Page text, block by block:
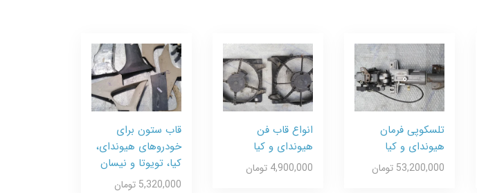
تلسکوپی فرمان
هیوندای و کیا
53,200,000 تومان
انواع قاب فن
هیوندای و کیا
4,900,000 تومان
قاب ستون برای
خودروهای هیوندای،
کیا، تویوتا و نیسان
5,320,000 تومان